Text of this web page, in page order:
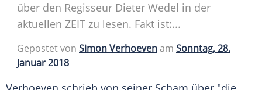
über den Regisseur Dieter Wedel in der
aktuellen ZEIT zu lesen. Fakt ist:...
Gepostet von Simon Verhoevenam Sonntag, 28.
Januar 2018